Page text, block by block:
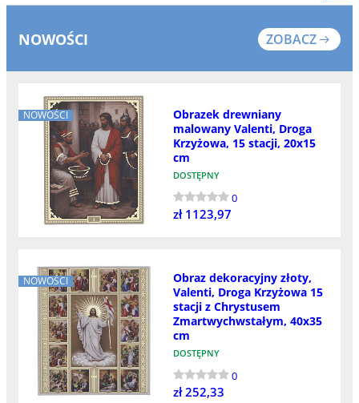
NOWOŚCI ZOBACZ
NOWOŚCI
Obrazek drewniany
malowany Valenti, Droga
Krzyżowa, 15 stacji, 20x15
cm
DOSTĘPNY
0
zł 1123,97
NOWOŚCI
Obraz dekoracyjny złoty,
Valenti, Droga Krzyżowa 15
stacji z Chrystusem
Zmartwychwstałym, 40x35
cm
DOSTĘPNY
0
zł 252,33